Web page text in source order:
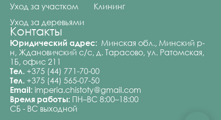
Уход за участком
Уход за деревьями
Клининг
Контакты
Юридический адрес: Минская обл., Минский р-
н, Ждановичский с/с, д. Тарасово, ул. Ратомская,
1Б, офис 211
Тел. +375 (44) 771-70-00
Тел. +375 (44) 565-07-50
Email: imperia.chistoty@gmail.com
Время работы: ПН–ВС 8:00–18:00
СБ - ВС выходной